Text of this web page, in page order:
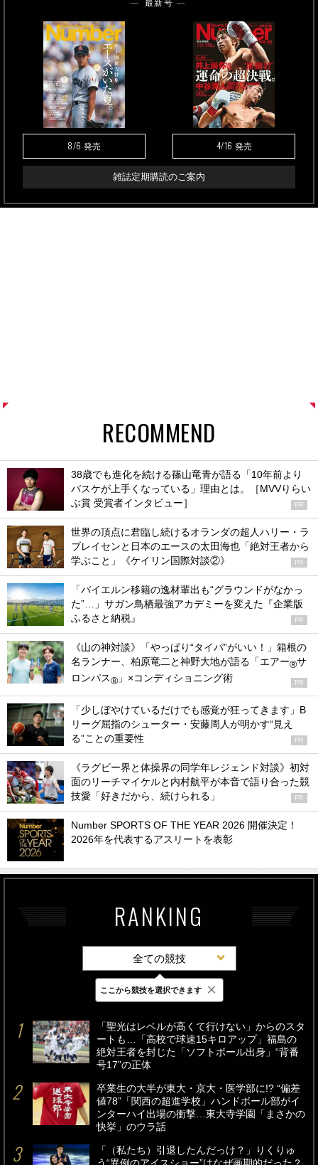
最新号
8/6 発売 4/16 発売
雑誌定期購読のご案内
RECOMMEND
38歳でも進化を続ける篠山竜青が語る「10年前より
バスケが上手くなっている」理由とは。［MVVりらい
ぶ賞 受賞者インタビュー］
PR
世界の頂点に君臨し続けるオランダの超人ハリー・ラ
ブレイセンと日本のエースの太田海也「絶対王者から
学ぶこと」《ケイリン国際対談②》
PR
「バイエルン移籍の逸材輩出も“グラウンドがなかっ
た”…」サガン鳥栖最強アカデミーを変えた『企業版
ふるさと納税』
PR
《山の神対談》「やっぱり“タイパ”がいい！」箱根の
名ランナー、柏原竜二と神野大地が語る「エアー®サ
ロンパス® 」×コンディショニング術 PR
「少しぼやけているだけでも感覚が狂ってきます」B
リーグ屈指のシューター・安藤周人が明かす“見え
る”ことの重要性
PR
《ラグビー界と体操界の同学年レジェンド対談》初対
面のリーチマイケルと内村航平が本音で語り合った競
技愛「好きだから、続けられる」
PR
Number SPORTS OF THE YEAR 2026 開催決定！
2026年を代表するアスリートを表彰
RANKING
全ての競技
最新 24時間 週間
「聖光はレベルが高くて行けない」からのスタ
ートも…「高校で球速15キロアップ」福島の
絶対王者を封じた「ソフトボール出身」“背番
号17”の正体
卒業生の大半が東大・京大・医学部に!? “偏差
値78”「関西の超進学校」ハンドボール部がイ
ンターハイ出場の衝撃…東大寺学園「まさかの
快挙」のウラ話
「（私たち）引退したんだっけ？」りくりゅ
ここから競技を選択できます ×